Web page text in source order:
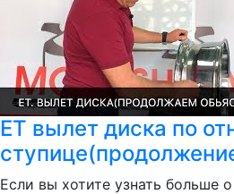
ЕТ вылет диска по
Если вы хотите узнать